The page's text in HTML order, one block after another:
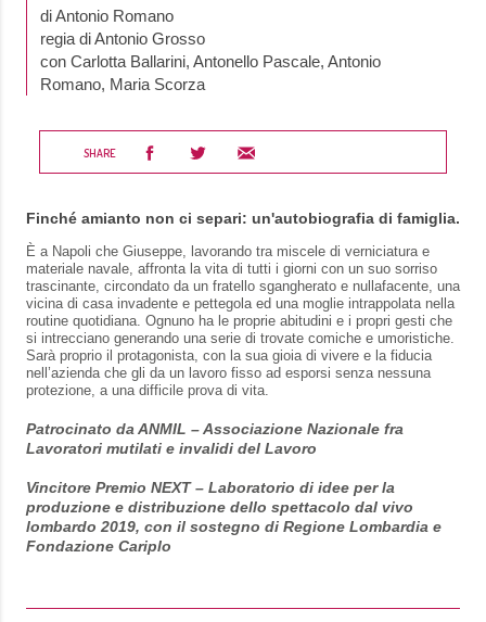
di Antonio Romano
regia di Antonio Grosso
con Carlotta Ballarini, Antonello Pascale, Antonio
Romano, Maria Scorza
SHARE
Finché amianto non ci separi: un'autobiografia di famiglia.
È a Napoli che Giuseppe, lavorando tra miscele di verniciatura e
materiale navale, affronta la vita di tutti i giorni con un suo sorriso
trascinante, circondato da un fratello sgangherato e nullafacente, una
vicina di casa invadente e pettegola ed una moglie intrappolata nella
routine quotidiana. Ognuno ha le proprie abitudini e i propri gesti che
si intrecciano generando una serie di trovate comiche e umoristiche.
Sarà proprio il protagonista, con la sua gioia di vivere e la fiducia
nell’azienda che gli da un lavoro fisso ad esporsi senza nessuna
protezione, a una difficile prova di vita.
Patrocinato da ANMIL – Associazione Nazionale fra
Lavoratori mutilati e invalidi del Lavoro
Vincitore Premio NEXT – Laboratorio di idee per la
produzione e distribuzione dello spettacolo dal vivo
lombardo 2019, con il sostegno di Regione Lombardia e
Fondazione Cariplo